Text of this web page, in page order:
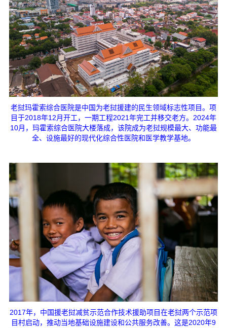
老挝玛霍索综合医院是中国为老挝援建的民生领域标志性项目。项
目于2018年12月开工，一期工程2021年完工并移交老方。2024年
10月，玛霍索综合医院大楼落成，该院成为老挝规模最大、功能最
全、设施最好的现代化综合性医院和医学教学基地。
2017年，中国援老挝减贫示范合作技术援助项目在老挝两个示范项
目村启动，推动当地基础设施建设和公共服务改善。这是2020年9